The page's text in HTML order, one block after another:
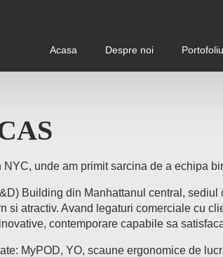
Acasa Despre noi Portofoliu
unde am primit sarcina de a echipa
Building din Manhattanul central,
si atractiv. Avand legaturi comerciale cu
contemporare capabile sa
MyPOD, YO, scaune ergonomice de